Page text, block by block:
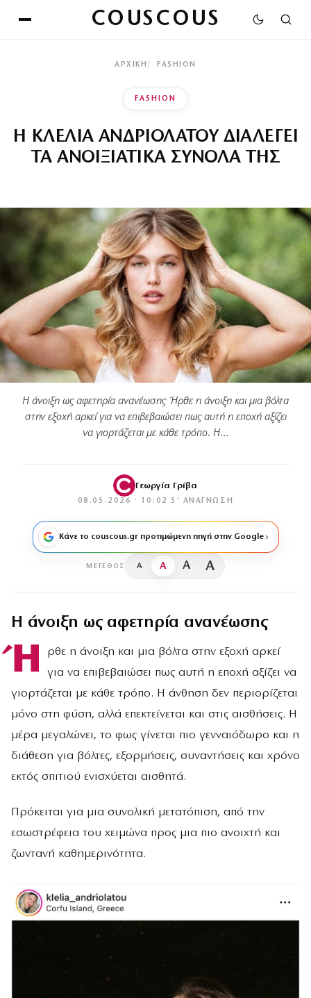
COUSCOUS
ΑΡΧΙΚΉ FASHION
FASHION
Η ΚΛΕΛΙΑ ΑΝΔΡΙΟΛΑΤΟΥ ΔΙΑΛΕΓΕΙ
ΤΑ ΑΝΟΙΞΙΑΤΙΚΑ ΣΥΝΟΛΑ ΤΗΣ
Η άνοιξη ως αφετηρία ανανέωσης Ήρθε η άνοιξη και μια βόλτα
στην εξοχή αρκεί για να επιβεβαιώσει πως αυτή η εποχή αξίζει
να γιορτάζεται με κάθε τρόπο. Η…
Γεωργία Γρίβα
08.05.2026 · 10:02 ·5′ ΑΝΆΓΝΩΣΗ
Κάνε το couscous.gr προτιμώμενη πηγή στην Google
ΜΈΓΕΘΟΣ A A A A
Η άνοιξη ως αφετηρία ανανέωσης
Ή
ρθε η άνοιξη και μια βόλτα στην εξοχή αρκεί
για να επιβεβαιώσει πως αυτή η εποχή αξίζει να
γιορτάζεται με κάθε τρόπο. Η άνθηση δεν περιορίζεται
μόνο στη φύση, αλλά επεκτείνεται και στις αισθήσεις. Η
μέρα μεγαλώνει, το φως γίνεται πιο γενναιόδωρο και η
διάθεση για βόλτες, εξορμήσεις, συναντήσεις και χρόνο
εκτός σπιτιού ενισχύεται αισθητά.
Πρόκειται για μια συνολική μετατόπιση, από την
εσωστρέφεια του χειμώνα προς μια πιο ανοιχτή και
ζωντανή καθημερινότητα.